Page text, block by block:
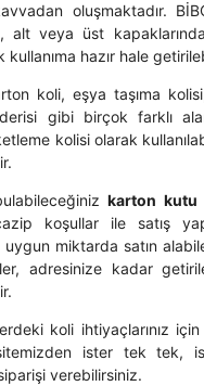
oluşmaktadır.
alt veya üst
kullanıma hazır hale
koli, eşya taşıma
gibi birçok farklı
kolisi olarak
karton kutu
koşullar ile satış
uygun miktarda satın
adresinize kadar
koli ihtiyaçlarınız
ister tek tek,
verebilirsiniz.